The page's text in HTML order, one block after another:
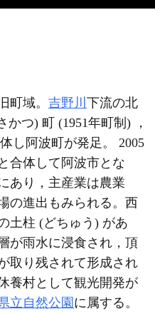
町域。 吉野川 下流の北
かつ) 町 (1951年町制) ，
し阿波町が発足。 2005
合体して阿波市とな
あり，主産業は農業
の進出もみられる。西
土柱 (どちゅう) があ
が雨水に浸食され，頂
取り残されて形成され
養村として観光開発が
立自然公園に属する。